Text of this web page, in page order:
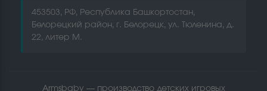
453503, РФ, Республика Башкортостан,
Белорецкий район, г. Белорецк, ул. Тюленина, д.
22, литер М.
Armsbaby — производство детских игровых